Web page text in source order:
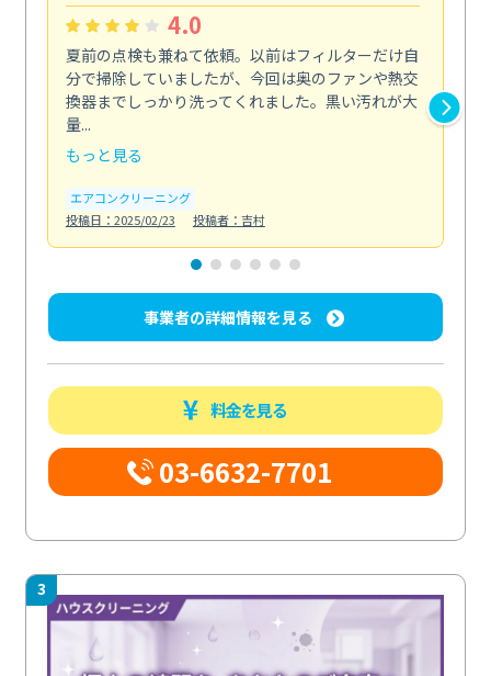
4.0
夏前の点検も兼ねて依頼。以前はフィルターだけ自
分で掃除していましたが、今回は奥のファンや熱交
換器までしっかり洗ってくれました。黒い汚れが大
量...
もっと見る
エアコンクリーニング
投稿日：2025/02/23
投稿者：吉村
事業者の詳細情報を見る
料金を見る
03-6632-7701
3